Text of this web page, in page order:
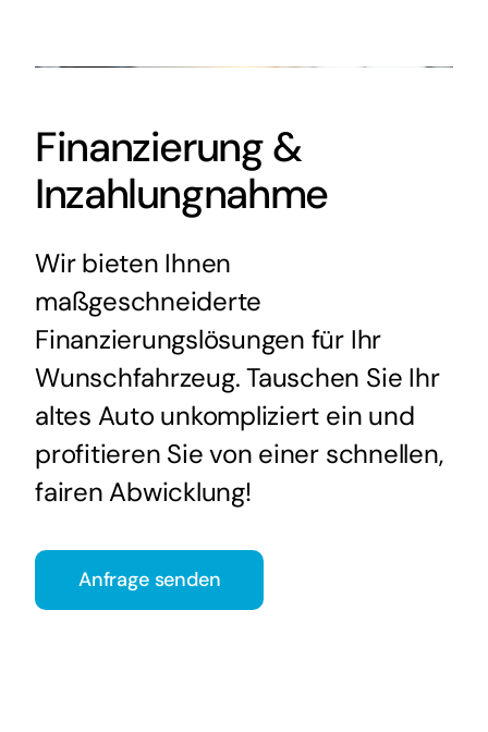
Finanzierung &
Inzahlungnahme
Wir bieten Ihnen
maßgeschneiderte
Finanzierungslösungen für Ihr
Wunschfahrzeug. Tauschen Sie Ihr
altes Auto unkompliziert ein und
profitieren Sie von einer schnellen,
fairen Abwicklung!
Anfrage senden